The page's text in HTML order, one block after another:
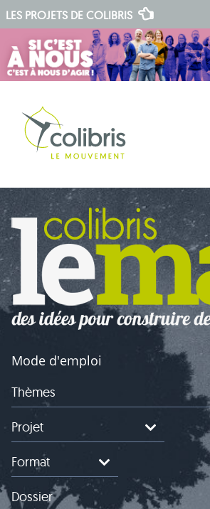
LES PROJETS DE COLIBRIS
Mode d'emploi
Thèmes
Projet
Format
Dossier